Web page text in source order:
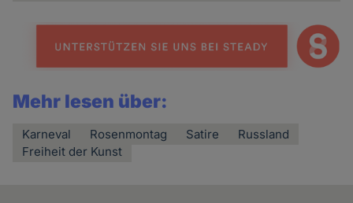
Mehr lesen über:
Karneval Rosenmontag Satire
Russland
Freiheit der Kunst